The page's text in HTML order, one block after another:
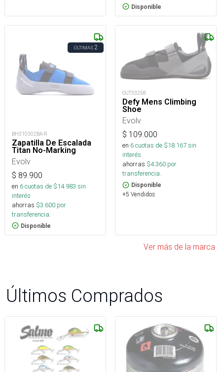
Disponible
ÚLTIMAS2
BH310302BA-R
Zapatilla De Escalada
Titan No-Marking
Evolv
$ 89.900
en 6cuotas de $14.983 sin
interés
ahorras $3.600 por
transferencia.
Disponible
OUT33258
Defy Mens Climbing
Shoe
Evolv
$ 109.000
en 6cuotas de $18.167sin
interés
ahorras $4.360 por
transferencia.
Disponible
+5 Vendidos
Ver más de la marca
Últimos Comprados